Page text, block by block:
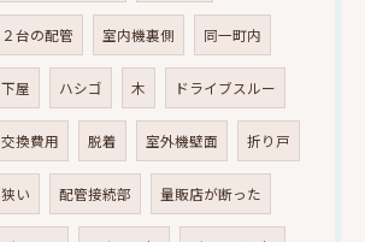
２台の配管 室内機裏側 同一町内
下屋 ハシゴ 木 ドライブスルー
交換費用 脱着 室外機壁面 折り戸
狭い 配管接続部 量販店が断った